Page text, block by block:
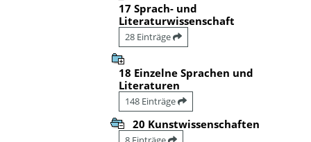
17 Sprach- und
Literaturwissenschaft
28 Einträge
18 Einzelne Sprachen und
Literaturen
148 Einträge
20 Kunstwissenschaften